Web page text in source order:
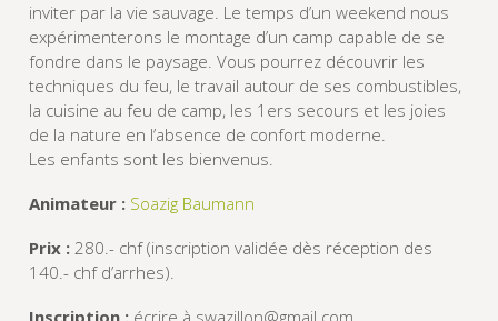
inviter par la vie sauvage. Le temps d’un weekend nous
expérimenterons le montage d’un camp capable de se
fondre dans le paysage. Vous pourrez découvrir les
techniques du feu, le travail autour de ses combustibles,
la cuisine au feu de camp, les 1ers secours et les joies
de la nature en l’absence de confort moderne.
Les enfants sont les bienvenus.
Animateur : Soazig Baumann
Prix :280.- chf (inscription validée dès réception des
140.- chf d’arrhes).
Inscription : écrire à swazillon@gmail.com